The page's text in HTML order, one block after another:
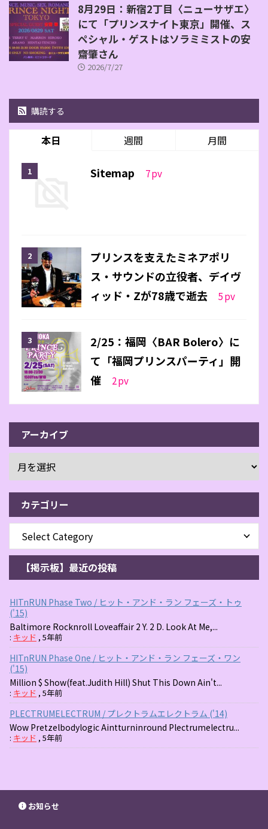
8月29日：新宿2丁目〈ニューサザエ〉
にて「プリンスナイト東京」開催、ス
ペシャル・ゲストはソラミミストの安
齋肇さん
2026/7/27
購読する
本日 週間 月間
Sitemap 7pv
プリンスを支えたミネアポリ
ス・サウンドの立役者、デイヴ
ィッド・Zが78歳で逝去
5pv
2/25：福岡〈BAR Bolero〉に
て「福岡プリンスパーティ」開
催
2pv
アーカイブ
カテゴリー
【掲示板】最近の投稿
HITnRUN Phase Two / ヒット・アンド・ラン フェーズ・トゥ
('15)
Baltimore Rocknroll Loveaffair 2 Y. 2 D. Look At Me,...
: キッド , 5年前
HITnRUN Phase One / ヒット・アンド・ラン フェーズ・ワン
('15)
Million $ Show(feat.Judith Hill) Shut This Down Ain't...
: キッド , 5年前
PLECTRUMELECTRUM / プレクトラムエレクトラム ('14)
Wow Pretzelbodylogic Aintturninround Plectrumelectru...
: キッド , 5年前
お知らせ